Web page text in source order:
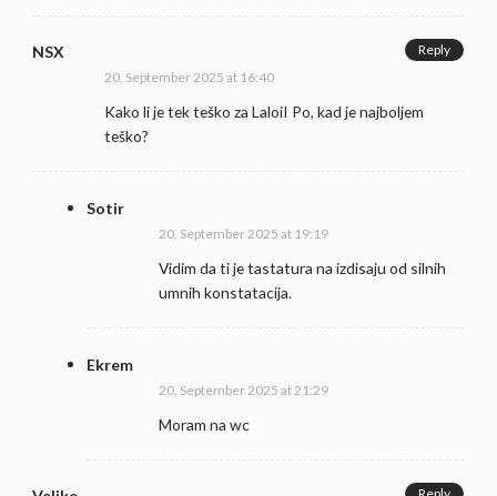
NSX
20, September 2025 at 16:40
Kako li je tek teško za LaloiI Po, kad je najboljem
teško?
Reply
Sotir
20, September 2025 at 19:19
Vidim da ti je tastatura na izdisaju od silnih
umnih konstatacija.
Ekrem
20, September 2025 at 21:29
Moram na wc